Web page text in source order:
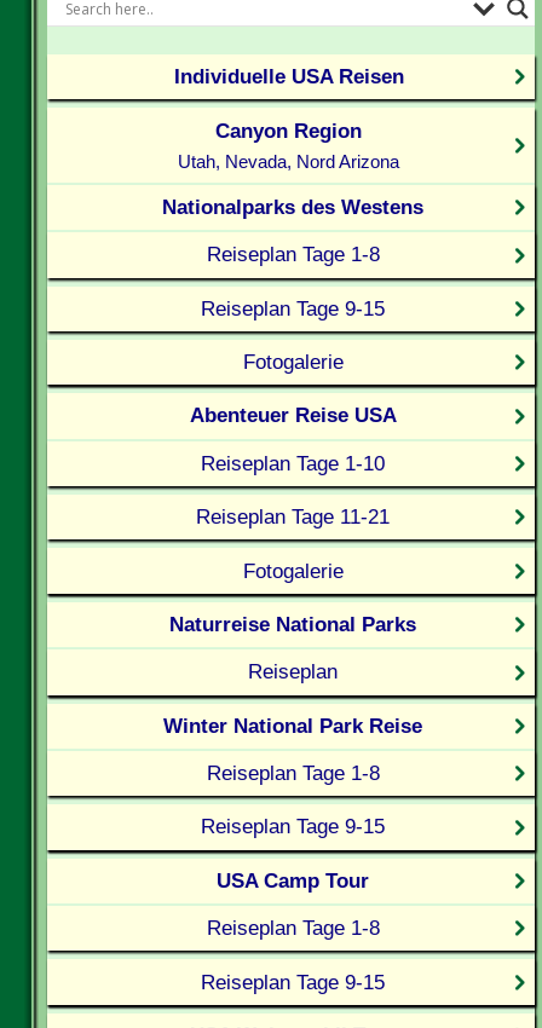
Individuelle USA Reisen
Canyon Region
Utah, Nevada, Nord Arizona
Nationalparks des Westens
Reiseplan Tage 1-8
Reiseplan Tage 9-15
Fotogalerie
Abenteuer Reise USA
Reiseplan Tage 1-10
Reiseplan Tage 11-21
Fotogalerie
Naturreise National Parks
Reiseplan
Winter National Park Reise
Reiseplan Tage 1-8
Reiseplan Tage 9-15
USA Camp Tour
Reiseplan Tage 1-8
Reiseplan Tage 9-15